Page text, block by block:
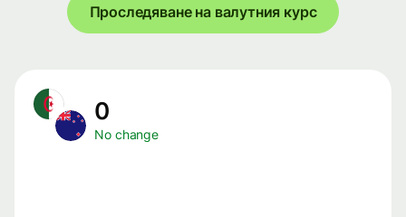
Проследяване на валутния курс
0
No change